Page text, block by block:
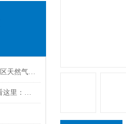
AM系列微机保护装置在中东区天然气回收站配电工程中的应用
零碳园区怎么建？湖南企业看这里：一套系统搞定碳管理、碳核算、碳减排